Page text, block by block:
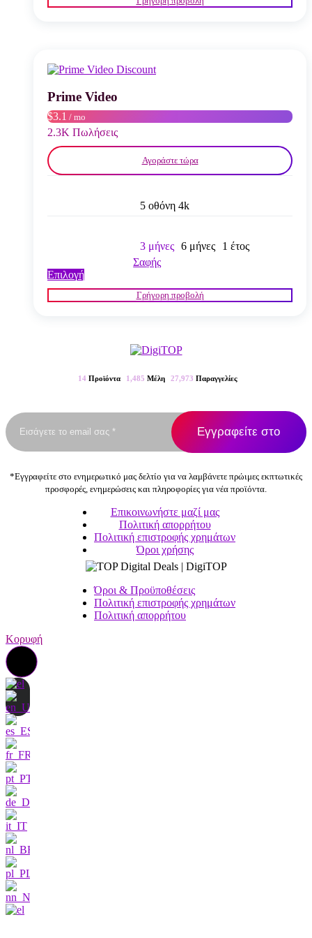
προϊόν
επιλογές
να
επιλεγούν
στη
σελίδα
Prime Video
$3.1 / mo
2.3K Πωλήσεις
Αγοράστε τώρα
5 οθόνη 4k
3 μήνες 6 μήνες
1 έτος
Σαφής
ΕπιλογήΑυτό
το
προϊόν
μπορούν
στη
του
προϊόντος
Γρήγορη προβολή
14 Προϊόντα 1,485 Μέλη 27,973 Παραγγελίες
*Εγγραφείτε στο ενημερωτικό μας δελτίο για να λαμβάνετε πρώιμες εκπτωτικές
προσφορές, ενημερώσεις και πληροφορίες για νέα προϊόντα.
Επικοινωνήστε μαζί μας
Πολιτική απορρήτου
Πολιτική επιστροφής χρημάτων
Όροι χρήσης
Όροι & Προϋποθέσεις
Πολιτική επιστροφής χρημάτων
Πολιτική απορρήτου
Κορυφή
Επικοινωνήστε μαζί μας
Ενδιαφέρομαι πολύ